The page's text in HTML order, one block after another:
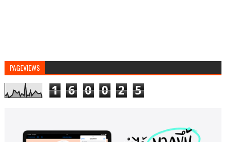
PAGEVIEWS
1 6 0 0 2 5